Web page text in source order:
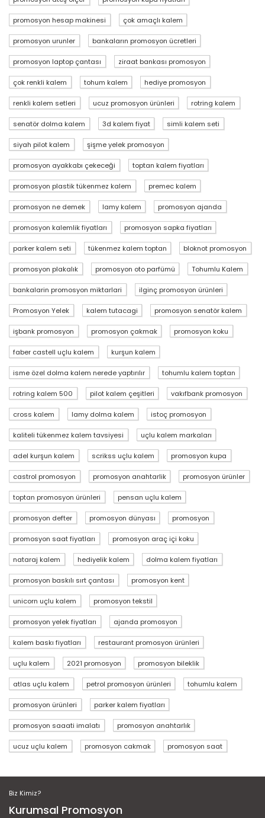
promosyon hesap makinesi çok amaçlı kalem
promosyon urunler bankaların promosyon ücretleri
promosyon laptop çantası ziraat bankası promosyon
çok renkli kalem tohum kalem hediye promosyon
renkli kalem setleri ucuz promosyon ürünleri rotring kalem
senatör dolma kalem 3d kalem fiyat simli kalem seti
siyah pilot kalem şişme yelek promosyon
promosyon ayakkabı çekeceği toptan kalem fiyatları
promosyon plastik tükenmez kalem premec kalem
promosyon ne demek lamy kalem promosyon ajanda
promosyon kalemlik fiyatları promosyon sapka fiyatları
parker kalem seti tükenmez kalem toptan bloknot promosyon
promosyon plakalık promosyon oto parfümü Tohumlu Kalem
bankalarin promosyon miktarlari ilginç promosyon ürünleri
Promosyon Yelek kalem tutacagi promosyon senatör kalem
işbank promosyon promosyon çakmak promosyon koku
faber castell uçlu kalem kurşun kalem
isme özel dolma kalem nerede yaptırılır tohumlu kalem toptan
rotring kalem 500 pilot kalem çeşitleri vakıfbank promosyon
cross kalem lamy dolma kalem istoç promosyon
kaliteli tükenmez kalem tavsiyesi uçlu kalem markaları
adel kurşun kalem scrikss uçlu kalem promosyon kupa
castrol promosyon promosyon anahtarlik promosyon ürünler
toptan promosyon ürünleri pensan uçlu kalem
promosyon defter promosyon dünyası promosyon
promosyon saat fiyatları promosyon araç içi koku
nataraj kalem hediyelik kalem dolma kalem fiyatları
promosyon baskılı sırt çantası promosyon kent
unicorn uçlu kalem promosyon tekstil
promosyon yelek fiyatları ajanda promosyon
kalem baskı fiyatları restaurant promosyon ürünleri
uçlu kalem 2021 promosyon promosyon bileklik
atlas uçlu kalem petrol promosyon ürünleri tohumlu kalem
promosyon ürünleri parker kalem fiyatları
promosyon saaati imalatı promosyon anahtarlık
ucuz uçlu kalem promosyon cakmak promosyon saat
Biz Kimiz?
Kurumsal Promosyon